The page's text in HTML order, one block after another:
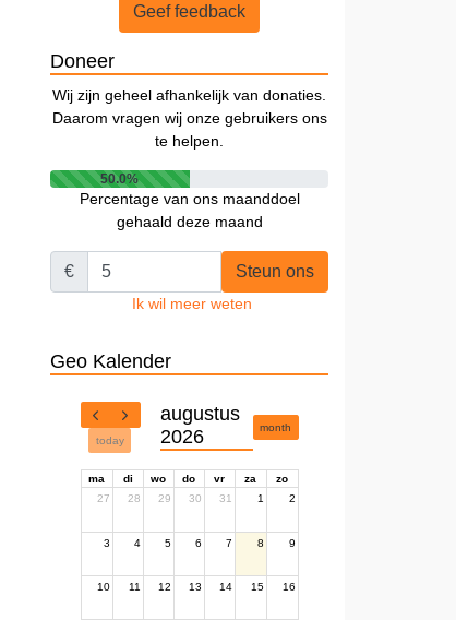
Geef feedback
Doneer
Wij zijn geheel afhankelijk van donaties.
Daarom vragen wij onze gebruikers ons
te helpen.
50.0%
Percentage van ons maanddoel
gehaald deze maand
€ Steun ons
Ik wil meer weten
Geo Kalender
today
augustus
2026
month
ma di wo do vr za
zo
27
28 29 30 31 1 2
3 4 5 6 7 8 9
10 11 12 13 14 15 16